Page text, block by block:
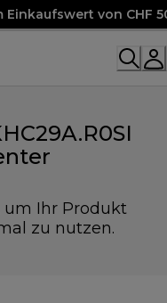
von CHF
um Ihr Produkt
zu nutzen.